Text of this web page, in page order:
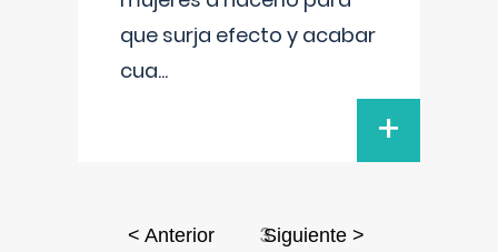
que surja efecto y acabar
cua...
+
< Anterior 3Siguiente >